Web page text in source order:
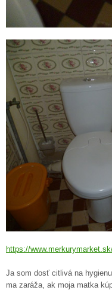
https://
Ja som dosť citlivá na
ma zaráža, ak moja matka